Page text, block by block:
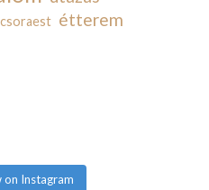
étterem
on Instagram